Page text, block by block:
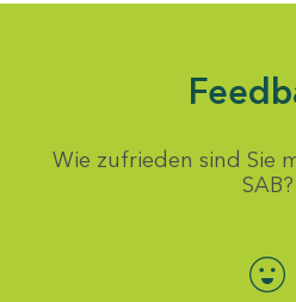
Wie zufrieden sind Sie
SAB?